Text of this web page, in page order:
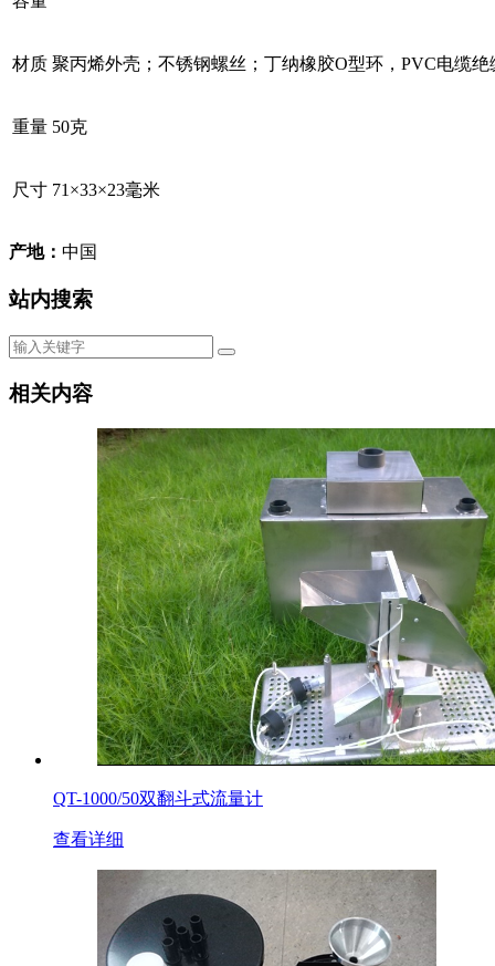
材质 聚丙烯外壳；不锈钢螺丝；丁纳橡胶O型环，PVC电缆绝
重量 50克
尺寸 71×33×23毫米
产地： 中国
站内搜索
相关内容
QT-1000/50双翻斗式流量计
查看详细